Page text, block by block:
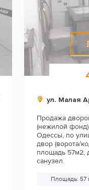
ул. Малая
Продажа
(нежилой
Одессы, по
двор (ворота/
площадь 57м2,
санузел.
Площадь: 57